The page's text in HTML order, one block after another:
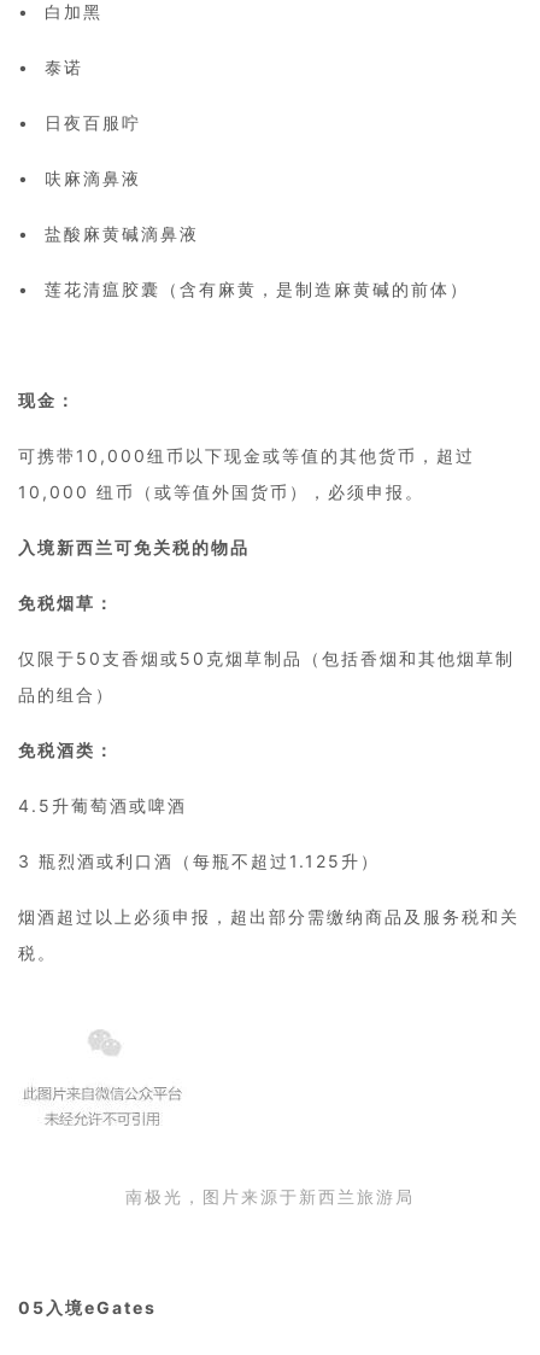
• 白加黑
• 泰诺
• 日夜百服咛
• 呋麻滴鼻液
• 盐酸麻黄碱滴鼻液
• 莲花清瘟胶囊（含有麻黄，是制造麻黄碱的前体）
现金：
可携带10,000纽币以下现金或等值的其他货币，超过
10,000 纽币（或等值外国货币），必须申报。
入境新西兰可免关税的物品
免税烟草：
仅限于50支香烟或50克烟草制品（包括香烟和其他烟草制
品的组合）
免税酒类：
4.5升葡萄酒或啤酒
3 瓶烈酒或利口酒（每瓶不超过1.125升）
烟酒超过以上必须申报，超出部分需缴纳商品及服务税和关
税。
南极光，图片来源于新西兰旅游局
05 入境eGates